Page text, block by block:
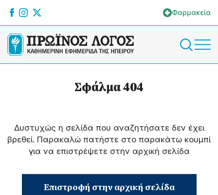
Φαρμακεία
Σφάλμα 404
Δυστυχώς η σελίδα που αναζητήσατε δεν έχει
βρεθεί. Παρακαλώ πατήστε στο παρακάτω κουμπί
για να επιστρέψετε στην αρχική σελίδα
Επιστροφή στην αρχική σελίδα